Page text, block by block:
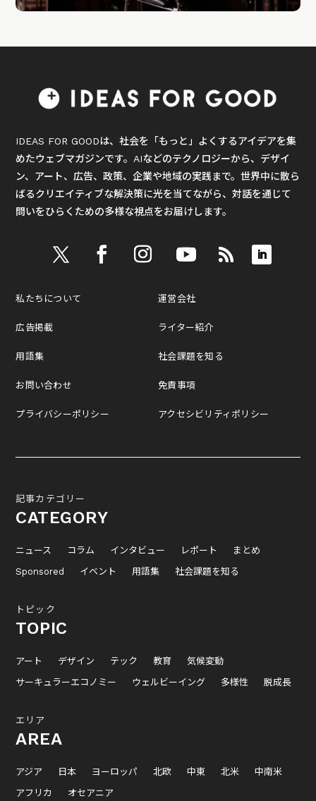
IDEAS FOR GOODは、社会を「もっと」よくするアイデアを集
めたウェブマガジンです。AIなどのテクノロジーから、デザイ
ン、アート、広告、政策、企業や地域の実践まで。世界中に散ら
ばるクリエイティブな解決策に光を当てながら、対話を通じて
問いをひらくための多様な視点をお届けします。
私たちについて
広告掲載
用語集
お問い合わせ
プライバシーポリシー
運営会社
ライター紹介
社会課題を知る
免責事項
アクセシビリティポリシー
記事カテゴリー
CATEGORY
ニュース コラム インタビュー レポート
まとめ
Sponsored
イベント 用語集 社会課題を知る
トピック
TOPIC
アート デザイン テック 教育
気候変動
サーキュラーエコノミー
ウェルビーイング 多様性 脱成長
エリア
AREA
アジア 日本 ヨーロッパ 北欧 中東 北米
中南米
アフリカ
オセアニア